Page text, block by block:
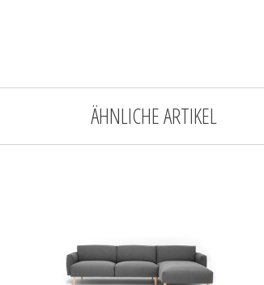
ÄHNLICHE ARTIKEL